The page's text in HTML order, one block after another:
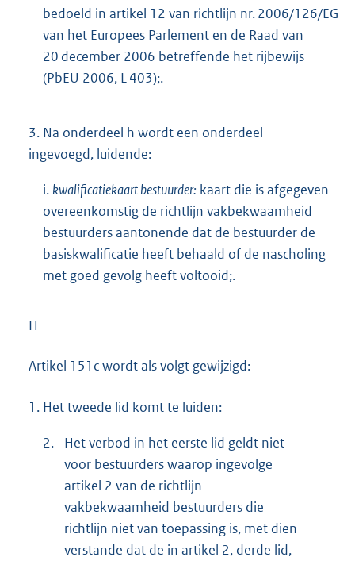
bedoeld in artikel 12 van richtlijn nr. 2006/126/EG
van het Europees Parlement en de Raad van
20 december 2006 betreffende het rijbewijs
(PbEU 2006, L 403);.
3. Na onderdeel h wordt een onderdeel
ingevoegd, luidende:
i. kwalificatiekaart bestuurder: kaart die is afgegeven
overeenkomstig de richtlijn vakbekwaamheid
bestuurders aantonende dat de bestuurder de
basiskwalificatie heeft behaald of de nascholing
met goed gevolg heeft voltooid;.
H
Artikel 151c wordt als volgt gewijzigd:
1. Het tweede lid komt te luiden:
2.
Het verbod in het eerste lid geldt niet
voor bestuurders waarop ingevolge
artikel 2 van de richtlijn
vakbekwaamheid bestuurders die
richtlijn niet van toepassing is, met dien
verstande dat de in artikel 2, derde lid,